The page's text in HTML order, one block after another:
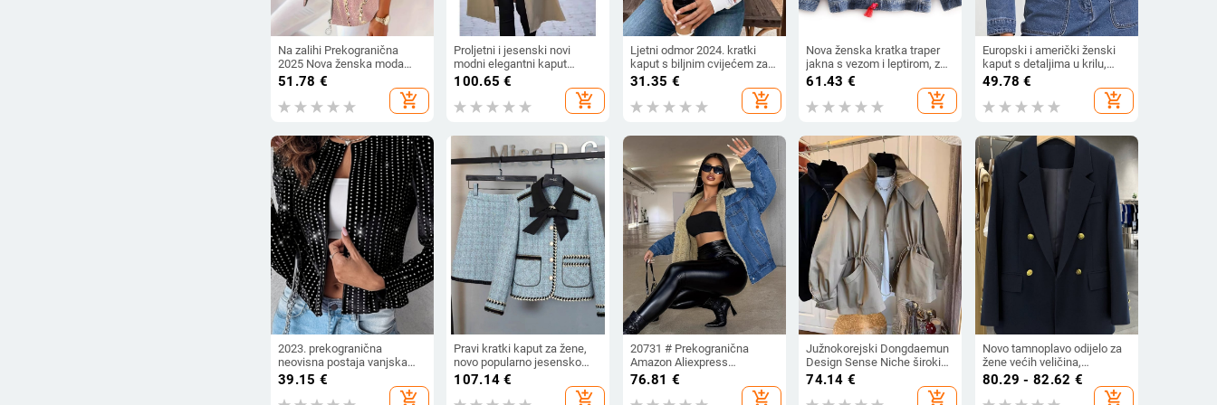
Na zalihi Prekogranična
2025 Nova ženska moda
Europska i američka
neovisna modna postaja
Ženska jakna s mramornim
printom Veleprodaja Na
51.78 €
add_shopping_cart
Proljetni i jesenski novi
modni elegantni kaput
srednje duljine za žene s
jednostruko kopčanje za
žene, za smanjenje dobi
100.65 €
add_shopping_cart
Ljetni odmor 2024. kratki
kaput s biljnim cvijećem za
Europu i Ameriku,
proizvođači ženskih jakni
Amazon na veliko
31.35 €
add_shopping_cart
Nova ženska kratka traper
jakna s vezom i leptirom, za
proljeće i jesen, za tešku
61.43 €
add_shopping_cart
Europski i američki ženski
kaput s detaljima u krilu,
kratki top od trapera s više
49.78 €
add_shopping_cart
2023. prekogranična
neovisna postaja vanjska
trgovina ženska pjenušava
moda temperament
39.15 €
add_shopping_cart
Pravi kratki kaput za žene,
novo popularno jesensko
odijelo u Chanel stilu, suknja
za mršavljenje s vezicama
107.14 €
add_shopping_cart
20731 # Prekogranična
Amazon Aliexpress
europska i američka vruća
ženska jakna plus
76.81 €
add_shopping_cart
Južnokorejski Dongdaemun
Design Sense Niche široki
ležeran radni kaput s
vezicom u struku za žene,
74.14 €
add_shopping_cart
Novo tamnoplavo odijelo za
žene većih veličina,
luksuzno, bucmasto
djevojačko, plus pamučno
80.29 - 82.62 €
add_shopping_cart